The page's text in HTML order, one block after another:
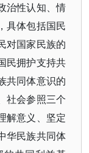
治性认知、情
具体包括国民
对国家民族的
民拥护支持共
共同体意识的
社会参照三个
解意义、坚定
华民族共同体